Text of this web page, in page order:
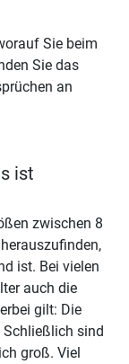
Sie beim
Sie das
an
ist
zwischen 8
ist. Bei vielen
auch die
gilt: Die
Schließlich sind
groß. Viel